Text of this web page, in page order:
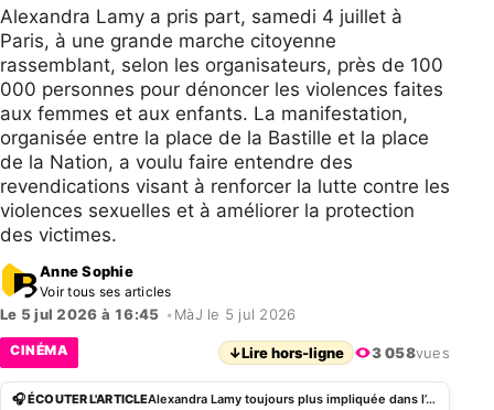
Alexandra Lamy a pris part, samedi 4 juillet à
Paris, à une grande marche citoyenne
rassemblant, selon les organisateurs, près de 100
000 personnes pour dénoncer les violences faites
aux femmes et aux enfants. La manifestation,
organisée entre la place de la Bastille et la place
de la Nation, a voulu faire entendre des
revendications visant à renforcer la lutte contre les
violences sexuelles et à améliorer la protection
des victimes.
Anne Sophie
Voir tous ses articles
Le 5 jul 2026 à 16:45 • MàJ le 5 jul 2026
CINÉMA ↓Lire hors-ligne 3 058vues
🎧 ÉCOUTER L'ARTICLE Alexandra Lamy toujours plus impliquée dans l’affaire Patrick Bruel, Bruno Solo à ses côtés